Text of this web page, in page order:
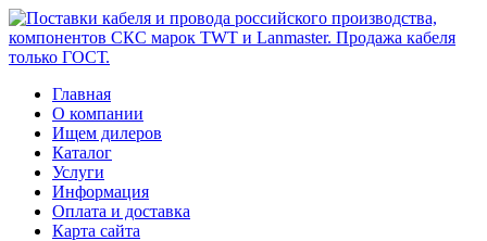
Главная
О компании
Ищем дилеров
Каталог
Услуги
Информация
Оплата и доставка
Карта сайта